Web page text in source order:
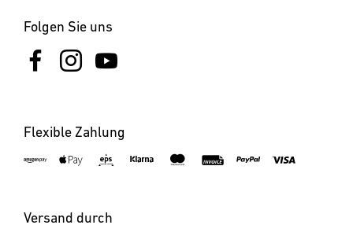
Folgen Sie uns
Flexible Zahlung
Versand durch